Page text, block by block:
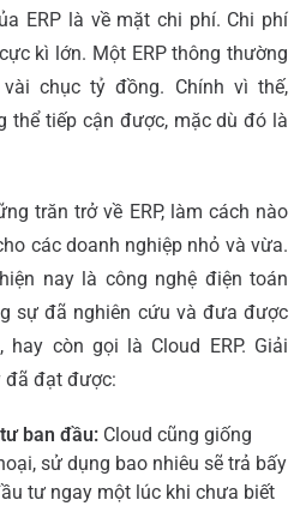
ERP là về mặt chi phí. Chi phí
kì lớn. Một ERP thông thường
chục tỷ đồng. Chính vì thế,
thể tiếp cận được, mặc dù đó là
trăn trở về ERP, làm cách nào
các doanh nghiệp nhỏ và vừa.
nay là công nghệ điện toán
sự đã nghiên cứu và đưa được
hay còn gọi là Cloud ERP. Giải
đã đạt được:
ban đầu: Cloud cũng giống
sử dụng bao nhiêu sẽ trả bấy
tư ngay một lúc khi chưa biết